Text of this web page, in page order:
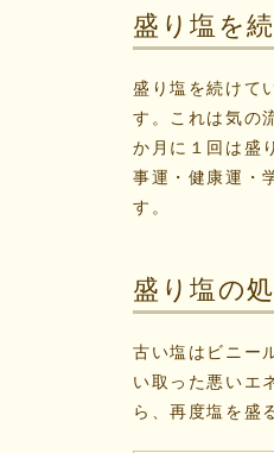
盛り塩を
盛り塩を続けて
す。これは気の
か月に１回は盛
事運・健康運・
す。
盛り塩の
古い塩はビニー
い取った悪いエ
ら、再度塩を盛